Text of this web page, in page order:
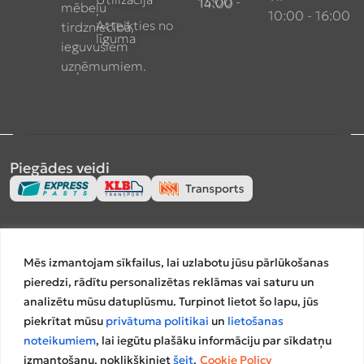
Mēs izmantojam sīkfailus, lai uzlabotu jūsu pārlūkošanas
pieredzi, rādītu personalizētas reklāmas vai saturu un
analizētu mūsu datuplūsmu. Turpinot lietot šo lapu, jūs
piekrītat mūsu privātuma politikai un lietošanas
noteikumiem, lai iegūtu plašāku informāciju par sīkdatņu
izmantošanu, noklikšķinietšeit. Cookie Policy
mēbeļu
tirdzniecībā,
ieguvušiem
uzņēmumiem.
Atteikties no
līguma
13:00 - 14:00
10:00 - 16:00
Piegādes veidi
Salīdzināšanas platformas